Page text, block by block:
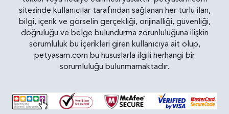
sitesinde kullanıcılar tarafından sağlanan her türlü ilan,
bilgi, içerik ve görselin gerçekliği, orijinalliği, güvenliği,
doğruluğu ve belge bulundurma zorunluluğuna ilişkin
sorumluluk bu içerikleri giren kullanıcıya ait olup,
petyasam.com bu hususlarla ilgili herhangi bir
sorumluluğu bulunmamaktadır.